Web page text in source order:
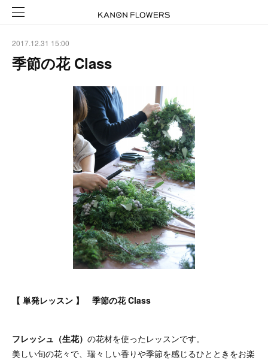
2017.12.31 15:00
季節の花 Class
【 単発レッスン 】 季節の花 Class
フレッシュ（生花） の花材を使ったレッスンです。
美しい旬の花々で、瑞々しい香りや季節を感じるひとときをお楽